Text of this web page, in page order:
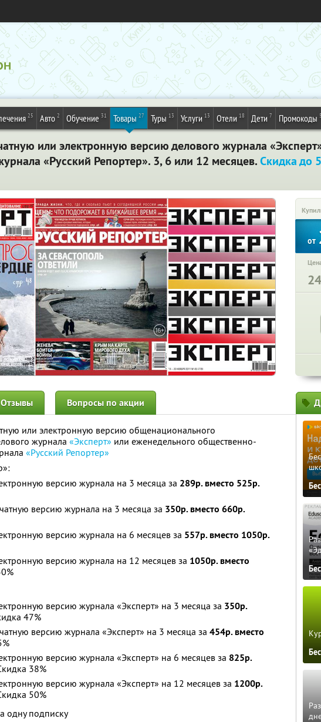
25 Авто 2 Обучение 31 Товары 27 Туры 13 Услуги 13 Отели 18 Дети 7 Промокоды
или электронную версию делового журнала
«Русский Репортер». 3, 6 или 12 месяцев.Скидка до
от
Отзывы Вопросы по акции
или электронную версию общенационального
журнала «Эксперт» или еженедельного общественно-
«Русский Репортер»
версию журнала на 3 месяца за 289р. вместо 525р.
версию журнала на 3 месяца за 350р. вместо 660р.
версию журнала на 6 месяцев за 557р. вместо 1050р.
версию журнала на 12 месяцев за 1050р. вместо
версию журнала «Эксперт» на 3 месяца за 350р.
47%
версию журнала «Эксперт» на 3 месяца за 454р. вместо
версию журнала «Эксперт» на 6 месяцев за 825р.
38%
версию журнала «Эксперт» на 12 месяцев за 1200р.
50%
одну подписку